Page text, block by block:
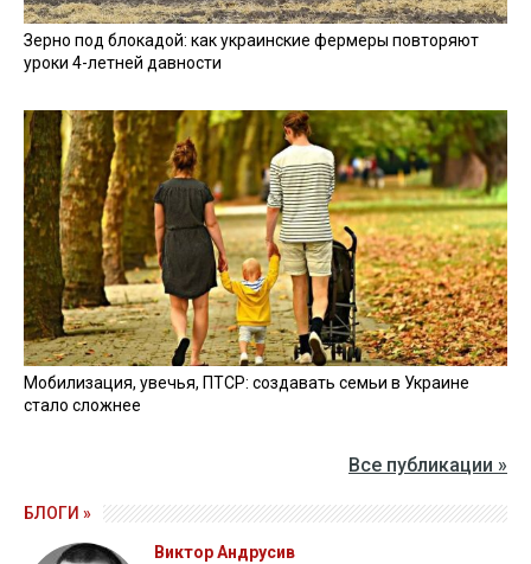
Зерно под блокадой: как украинские фермеры повторяют
уроки 4-летней давности
Мобилизация, увечья, ПТСР: создавать семьи в Украине
стало сложнее
Все публикации »
БЛОГИ »
Виктор Андрусив